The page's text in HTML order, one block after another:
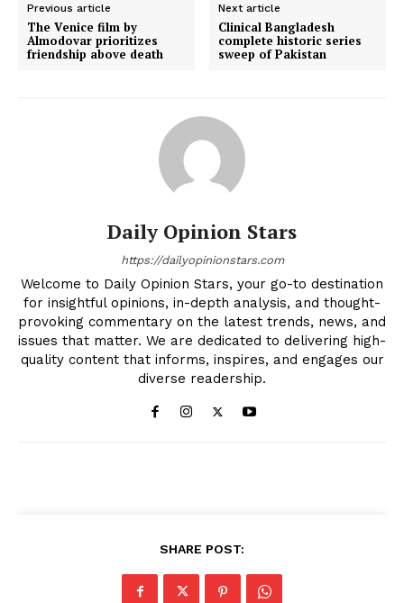
Previous article
The Venice film by
Almodovar prioritizes
friendship above death
Next article
Clinical Bangladesh
complete historic series
sweep of Pakistan
Daily Opinion Stars
https://dailyopinionstars.com
Welcome to Daily Opinion Stars, your go-to destination
for insightful opinions, in-depth analysis, and thought-
provoking commentary on the latest trends, news, and
issues that matter. We are dedicated to delivering high-
quality content that informs, inspires, and engages our
diverse readership.
SHARE POST: